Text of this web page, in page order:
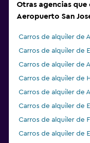
Otras agencias
Aeropuerto San
Carros de alquiler de
Carros de alquiler de
Carros de alquiler de
Carros de alquiler de
Carros de alquiler de
Carros de alquiler de
Carros de alquiler de
Carros de alquiler de